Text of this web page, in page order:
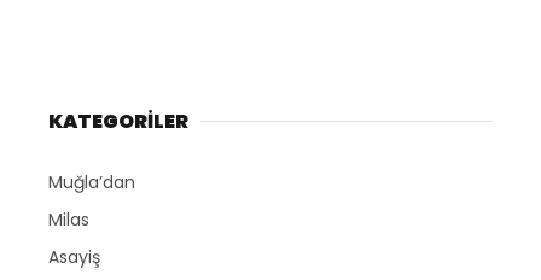
KATEGORİLER
Muğla’dan
Milas
Asayiş